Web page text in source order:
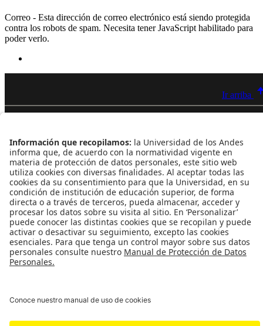
Correo - Esta dirección de correo electrónico está siendo protegida
contra los robots de spam. Necesita tener JavaScript habilitado para
poder verlo.
Ir arriba
Dirección
Cra. 1 Este Nº 19A - 40 Bogotá - Colombia
Edificio Mario Laserna - piso 6 - Oficina 609
Atención telefónica
+(571) 339 49 49 - Ext. 4830
Enlaces de interés
Línea de Transparencia Uniandes
Universidad de los Andes | Vigilada MineducaciónReconocimiento